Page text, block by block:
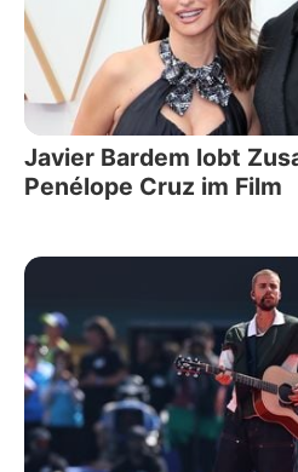
Javier Bardem lobt
Penélope Cruz im Film